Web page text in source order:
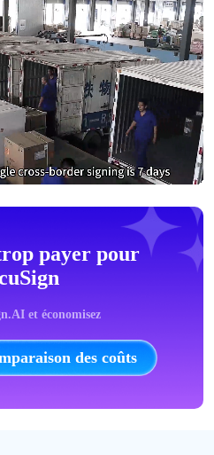
payer pour
et économisez
des coûts